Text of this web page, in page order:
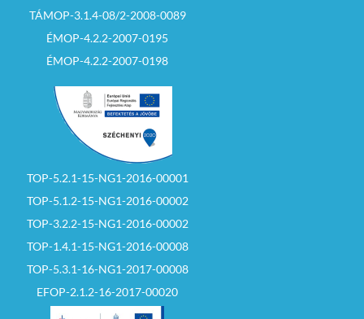
TÁMOP-3.1.4-08/2-2008-0089
ÉMOP-4.2.2-2007-0195
ÉMOP-4.2.2-2007-0198
TOP-5.2.1-15-NG1-2016-00001
TOP-5.1.2-15-NG1-2016-00002
TOP-3.2.2-15-NG1-2016-00002
TOP-1.4.1-15-NG1-2016-00008
TOP-5.3.1-16-NG1-2017-00008
EFOP-2.1.2-16-2017-00020